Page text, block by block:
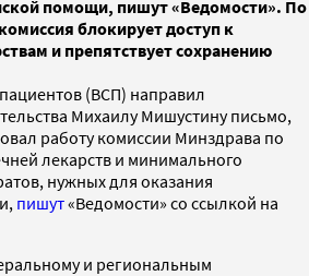
помощи, пишут «Ведомости». По
блокирует доступ к
и препятствует сохранению
(ВСП) направил
Михаилу Мишустину письмо,
работу комиссии Минздрава по
лекарств и минимального
нужных для оказания
пишут«Ведомости» со ссылкой на
и региональным